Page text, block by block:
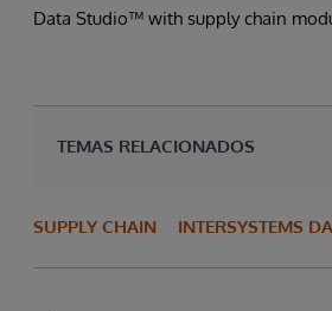
Data Studio™ with supply chain
TEMAS RELACIONADOS
SUPPLY CHAIN INTERSYSTEMS